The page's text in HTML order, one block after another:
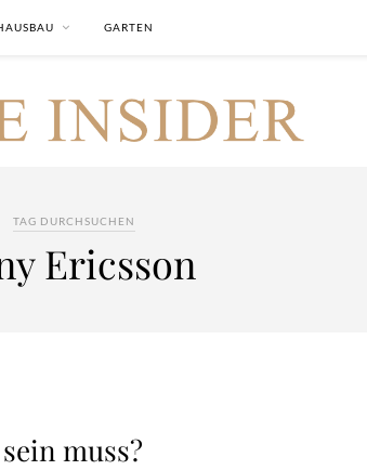
GARTEN
TAG DURCHSUCHEN
Ericsson
muss?